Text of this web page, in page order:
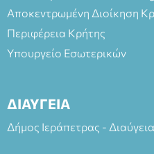
Αποκεντρωμένη Διοίκηση
Περιφέρεια Κρήτης
Υπουργείο Εσωτερικών
ΔΙΑΥΓΕΙΑ
Δήμος Ιεράπετρας - Διαύγεια